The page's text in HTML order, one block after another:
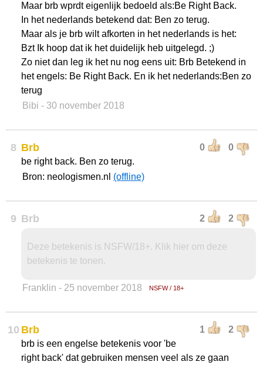
Maar brb wprdt eigenlijk bedoeld als:Be Right Back.
In het nederlands betekend dat: Ben zo terug.
Maar als je brb wilt afkorten in het nederlands is het:
Bzt Ik hoop dat ik het duidelijk heb uitgelegd. ;)
Zo niet dan leg ik het nu nog eens uit: Brb Betekend in
het engels: Be Right Back. En ik het nederlands:Ben zo
terug
Bibi - 30 november 2018
8 0 0
Brb
be right back. Ben zo terug.
Bron: neologismen.nl (offline)
9 2 2
Brb
Deze betekenis is NSFW/18+. Klik hier om deze
betekenis te tonen.
Franklin - 25 november 2018 NSFW / 18+
10 1 2
Brb
brb is een engelse betekenis voor 'be
right back' dat gebruiken mensen veel als ze gaan